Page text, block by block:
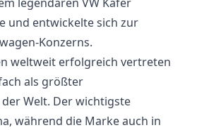
und entwickelte sich zur
Konzerns.
weltweit erfolgreich vertreten
als größter
Welt. Der wichtigste
während die Marke auch in